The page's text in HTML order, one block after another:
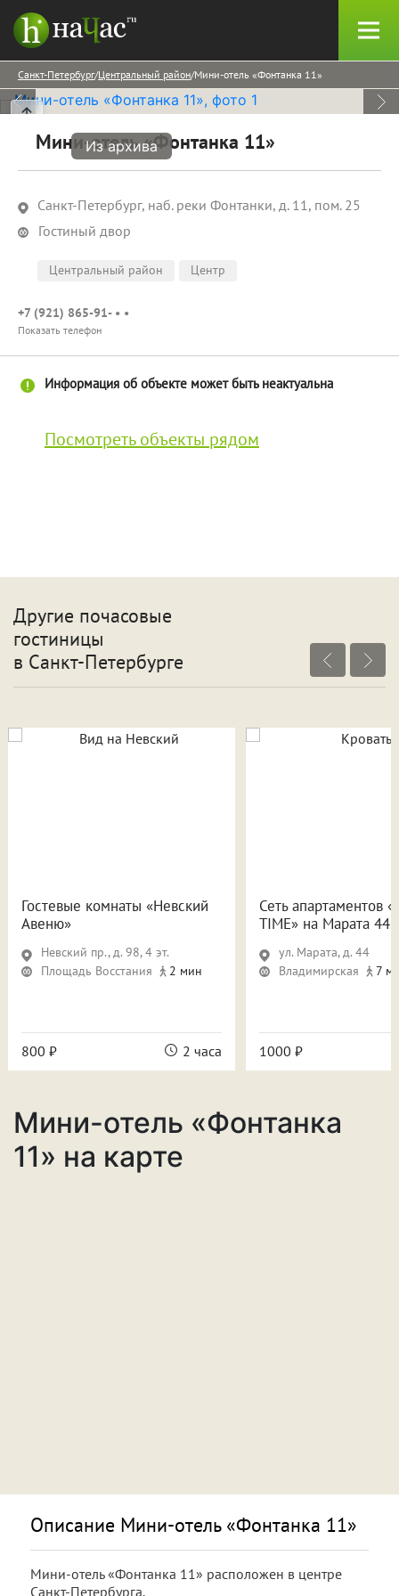
Санкт-Петербург Центральный район Мини-отель «Фонтанка 11»
Из архива
Мини-отель «Фонтанка 11»
Санкт-Петербург, наб. реки Фонтанки, д. 11, пом. 25
Гостиный двор
Центральный район Центр
+7 (921) 865-91- • •
Показать телефон
Информация об объекте может быть неактуальна
Посмотреть объекты рядом
Другие почасовые
гостиницы
в Санкт-Петербурге
Гостевые комнаты «Невский
Авеню»
Невский пр., д. 98, 4 эт.
Площадь Восстания
2 мин
800 ₽ 2 часа
Сеть апартаментов
TIME» на Марата 44
ул. Марата, д. 44
Владимирская
7
1000 ₽
Мини-отель «Фонтанка
11» на карте
Описание Мини-отель «Фонтанка 11»
Мини-отель«Фонтанка 11» расположен в центре
Санкт-Петербурга.